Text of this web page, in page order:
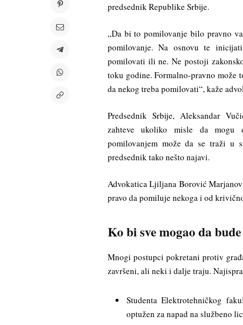
predsednik Republike Srbije.
„Da bi to pomilovanje bilo pravno
pomilovanje. Na osnovu te
pomilovati ili ne. Ne postoji
toku godine. Formalno-pravno
da nekog treba pomilovati“, kaže
Predsednik Srbije, Aleksandar
zahteve ukoliko misle da mogu
pomilovanjem može da se traži u
predsednik tako nešto najavi.
Advokatica Ljiljana Borović
pravo da pomiluje nekoga i od
Ko bi sve mogao da
Mnogi postupci pokretani protiv
završeni, ali neki i dalje traju.
Studenta Elektrotehničkog
optužen za napad na službeno